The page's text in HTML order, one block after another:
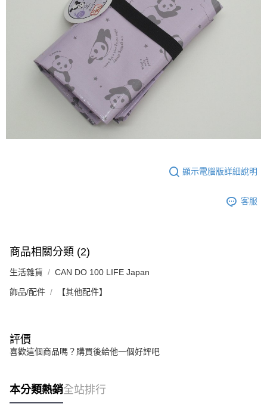
易，需依本服務之必要範圍內提供個人資料，並將交易相關給付款項請求債
權轉讓予恩沛科技股份有限公司。
２．關於個人資料處理事宜，請瀏覽以下網址：
https://aftee.tw/terms/#terms3
３．未成年的使用者請事先徵得法定代理人或監護人之同意方可使用
「AFTEE先享後付」，若未經同意申辦者引起之損失，本公司不負相關責
４．使用「AFTEE先享後付」時，將依據個別帳號之用戶狀況，依本公司即
時審查核予不同之上限額度；若仍有額度不足之情形，本公司將視審查結果
請求用戶進行身份認證。
５．嚴禁一人註冊多個帳號或使用他人資訊註冊。若發現惡意使用之情形，
恩沛科技股份有限公司將有權停止該用戶之使用額度並採取法律行動。
顯示電腦版詳細說明
客服
商品相關分類 (2)
生活雜貨 CAN DO 100 LIFE Japan
飾品/配件 【其他配件】
評價
喜歡這個商品嗎？購買後給他一個好評吧
本分類熱銷全站排行